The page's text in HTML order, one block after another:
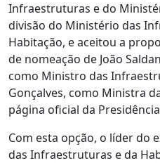
Infraestruturas e do
divisão do Ministério das
Habitação, e aceitou a
de nomeação de João
como Ministro das
Gonçalves, como Ministra
página oficial da
Com esta opção, o líder do
das Infraestruturas e da